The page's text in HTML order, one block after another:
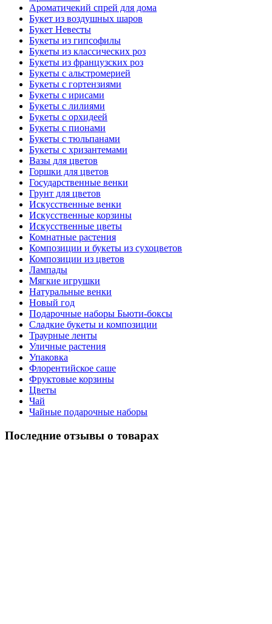
Ароматичекий спрей для дома
Букет из воздушных шаров
Букет Невесты
Букеты из гипсофилы
Букеты из классических роз
Букеты из французских роз
Букеты с альстромерией
Букеты с гортензиями
Букеты с ирисами
Букеты с лилиями
Букеты с орхидеей
Букеты с пионами
Букеты с тюльпанами
Букеты с хризантемами
Вазы для цветов
Горшки для цветов
Государственные венки
Грунт для цветов
Искусственные венки
Искусственные корзины
Искусственные цветы
Комнатные растения
Композиции и букеты из сухоцветов
Композиции из цветов
Лампады
Мягкие игрушки
Натуральные венки
Новый год
Подарочные наборы Бьюти-боксы
Сладкие букеты и композиции
Траурные ленты
Уличные растения
Упаковка
Флорентийское саше
Фруктовые корзины
Цветы
Чай
Чайные подарочные наборы
Последние отзывы о товарах